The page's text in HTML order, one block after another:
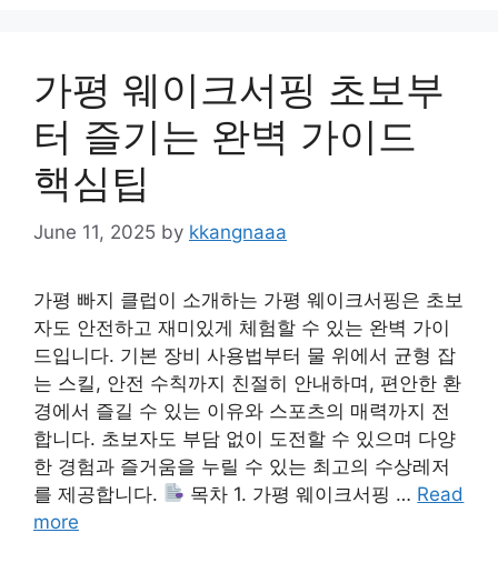
가평 웨이크서핑 초보부
터 즐기는 완벽 가이드
핵심팁
June 11, 2025 by kkangnaaa
가평 빠지 클럽이 소개하는 가평 웨이크서핑은 초보
자도 안전하고 재미있게 체험할 수 있는 완벽 가이
드입니다. 기본 장비 사용법부터 물 위에서 균형 잡
는 스킬, 안전 수칙까지 친절히 안내하며, 편안한 환
경에서 즐길 수 있는 이유와 스포츠의 매력까지 전
합니다. 초보자도 부담 없이 도전할 수 있으며 다양
한 경험과 즐거움을 누릴 수 있는 최고의 수상레저
를 제공합니다.
목차 1. 가평 웨이크서핑 … Read
more